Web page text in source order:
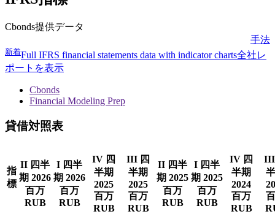
Cbonds提供データ
手法
新着Full IFRS financial statements data with indicator charts全社レ
ポートを表示
Cbonds
Financial Modeling Prep
貸借対照表
指
標
II 四半
期 2026
百万
RUB
I 四半
期 2026
百万
RUB
IV 四
半期
2025
百万
RUB
III 四
半期
2025
百万
RUB
II 四半
期 2025
百万
RUB
I 四半
期 2025
百万
RUB
IV 四
半期
2024
百万
RUB
III